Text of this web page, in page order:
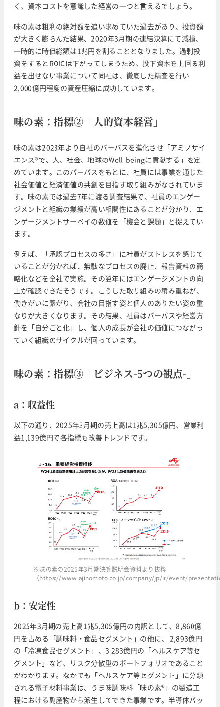
く、資本コストを意識した経営の一つと言えるでしょう。
味の素は粗利の絶対額を追い求めていた過去があり、投資額
が大きく膨らんだ結果、2020年3月期の連結決算にて減損、
一時的に時価総額は1兆円を割ることとなりました。過剰投
資をするとROICは下がってしまうため、投下資本を上回る利
益を出せない事業について同社は、徹底した精査を行い
2,000億円程度の資産圧縮に成功しています。
味の素：指標②「人的資本経営」
味の素は2023年より自社のパーパスを進化させ「アミノサイ
エンス®で、人、社会、地球のWell-beingに貢献する」を定
めています。このパーパスをもとに、社員には事業を通じた
社会価値と経済価値の共創を目指す取り組みがなされていま
す。味の素では過去7年に渡る調査結果で、社員のエンゲー
ジメントと組織の業績が高い相関性にあることが分かり、エ
ンゲージメントサーベイの数値を「機会と課題」と捉えてい
ます。
例えば、「承認プロセスの多さ」に社員がストレスを感じて
いることが分かれば、無駄なプロセスの廃止、報告資料の簡
略化などを全社で実施。その翌年にはエンゲージメントの向
上が確認できたそうです。こうした取り組みの積み重ねが、
働きがいに繋がり、会社の目指す姿と個人のありたい姿の重
なりが大きくなります。その結果、社員はパーパスや経営方
針を「自分ごと化」し、個人の成長が会社の価値につながっ
ていく組織のサイクルが回っています。
味の素 ：指標③「ビジネス-5つの観点-」
a：収益性
以下の通り、2025年3月期の売上高は1兆5,305億円、営業利
益1,139億円で各指標も改善トレンドです。
※味の素の2025年3月期決算説明会資料より抜粋
（https://www.ajinomoto.co.jp/company/jp/ir/event/
b：安定性
2025年3月期の売上高1兆5,305億円の内訳として、8,860億
円を占める「調味料・食品セグメント」の他に、 2,893億円
の「冷凍食品セグメント」、3,283億円の「ヘルスケア等セ
グメント」など、リスク分散型のポートフォリオであること
がわかります。なかでも「ヘルスケア等セグメント」に分類
される電子材料事業は、うま味調味料「味の素®」の製造工
程における副産物から派生してできた事業です。半導体パッ